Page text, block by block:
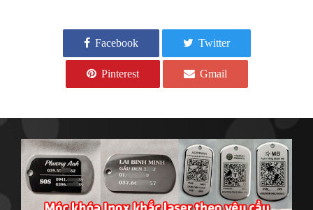
Facebook Twitter
Pinterest Gmail